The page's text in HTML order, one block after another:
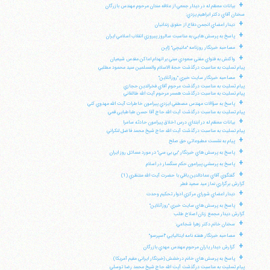
+
بيانات معظم له در ديدار جمعي از علاقه مندان مرحوم مهندس بازرگان
سخنان آقاي دكتر ابراهيم يزدي:
+ ديدار اعضاي انجمن دفاع از حقوق زندانيان
+ پاسخ به پرسش هايي به مناسبت سالروز پيروزي انقلاب اسلامي ايران
+ مصاحبه خبرنگار روزنامه "مانيچي" ژاپن
+
واكنش به فتواي مفتي سعودي مبني بر انهدام اماكن مقدس شيعيان
پيام تسليت به مناسبت درگذشت حجة الاسلام والمسلمين سيد محمود مطلبي
+
مصاحبه خبرنگار سايت خبري "روزآنلاين"
پيام تسليت به مناسبت درگذشت مرحوم آقاي فخرالدين حجازي
پيام تسليت به مناسبت درگذشت همسر مرحوم آيت الله طالقاني
+
پاسخ به سؤالات مهندس مصطفي ايزدي پيرامون خاطرات آيت الله مهدوي كني
پيام تسليت به مناسبت درگذشت آيت الله حاج آقا حسن طباطبايي قمي
+
بيانات معظم له در ابتداي درس اخلاق پيرامون حادثه سامرا
پيام تسليت به مناسبت درگذشت آيت الله حاج شيخ محمد فاضل لنكراني
+ پيام به نشست مطبوعاتي حق صلح
+ پاسخ به پرسش هاي خبرنگار "بي بي سي" در مورد مسائل روز ايران
+ پاسخ به پرسشي پيرامون حكم سنگسار در اسلام
+
گفتگوي آقاي عمادالدين باقي با حضرت آيت الله منتظري (1)
گزارش برگزاري نماز عيد سعيد فطر
+ ديدار اعضاي شوراي مركزي ادوار تحكيم وحدت
+
پاسخ به پرسش هاي سايت خبري "روزآنلاين"
گزارش ديدار مجمع زنان اصلاح طلب
+ سخنان خانم دكتر زهرا شجاعي:
+ مصاحبه خبرنگار هفته نامه ايتاليايي "اسپرسو"
+ گزارش ديدار ياران مرحوم مهندس مهدي بازرگان
+
پاسخ به پرسش هاي خانم درخشش (خبرنگار ايراني مقيم آمريكا)
پيام تسليت به مناسبت درگذشت آيت الله حاج شيخ محمد رضا توسلي